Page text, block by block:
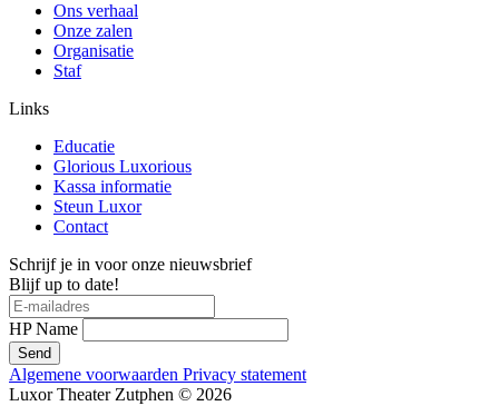
Ons verhaal
Onze zalen
Organisatie
Staf
Links
Educatie
Glorious Luxorious
Kassa informatie
Steun Luxor
Contact
Schrijf je in voor onze nieuwsbrief
Blijf up to date!
HP Name
Send
Algemene voorwaarden Privacy statement
Luxor Theater Zutphen © 2026